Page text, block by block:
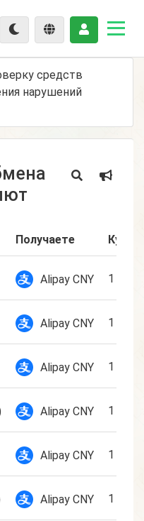
средств
нарушений
Получаете Курс
Alipay CNY 1 SNX
Alipay CNY 1 CRV
Alipay CNY 1 AAVE
Alipay CNY 1 LINK
Alipay CNY 1 UNI
Alipay CNY 1